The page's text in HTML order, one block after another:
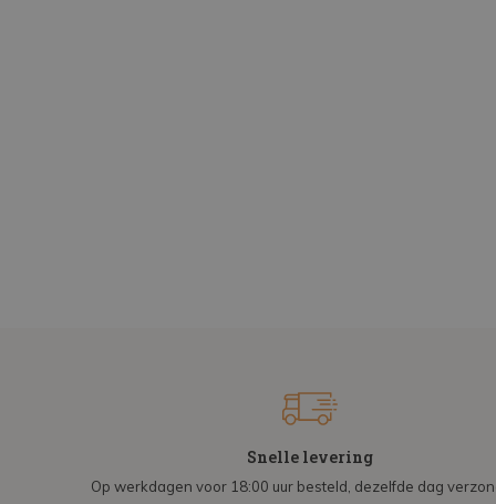
Snelle levering
Op werkdagen voor 18:00 uur besteld, dezelfde dag